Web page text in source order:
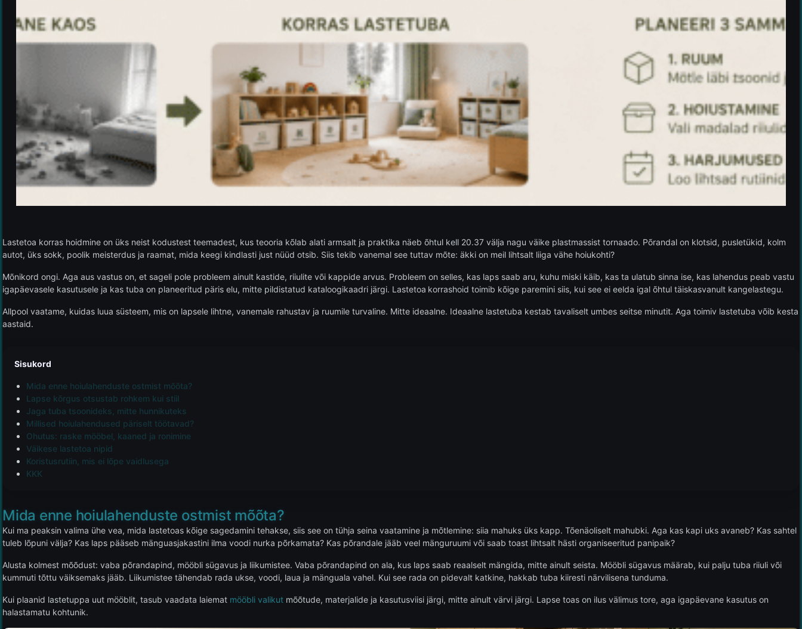
Lastetoa korras hoidmine on üks neist kodustest teemadest, kus teooria kõlab alati armsalt ja praktika näeb õhtul kell 20.37 välja nagu väike plastmassist tornaado. Põrandal on klotsid, pusletükid, kolm
autot, üks sokk, poolik meisterdus ja raamat, mida keegi kindlasti just nüüd otsib. Siis tekib vanemal see tuttav mõte: äkki on meil lihtsalt liiga vähe hoiukohti?
Mõnikord ongi. Aga aus vastus on, et sageli pole probleem ainult kastide, riiulite või kappide arvus. Probleem on selles, kas laps saab aru, kuhu miski käib, kas ta ulatub sinna ise, kas lahendus peab vastu
igapäevasele kasutusele ja kas tuba on planeeritud päris elu, mitte pildistatud kataloogikaadri järgi. Lastetoa korrashoid toimib kõige paremini siis, kui see ei eelda igal õhtul täiskasvanult kangelastegu.
Allpool vaatame, kuidas luua süsteem, mis on lapsele lihtne, vanemale rahustav ja ruumile turvaline. Mitte ideaalne. Ideaalne lastetuba kestab tavaliselt umbes seitse minutit. Aga toimiv lastetuba võib kesta
aastaid.
Sisukord
Mida enne hoiulahenduste ostmist mõõta?
Lapse kõrgus otsustab rohkem kui stiil
Jaga tuba tsoonideks, mitte hunnikuteks
Millised hoiulahendused päriselt töötavad?
Ohutus: raske mööbel, kaaned ja ronimine
Väikese lastetoa nipid
Koristusrutiin, mis ei lõpe vaidlusega
KKK
Mida enne hoiulahenduste ostmist mõõta?
Kui ma peaksin valima ühe vea, mida lastetoas kõige sagedamini tehakse, siis see on tühja seina vaatamine ja mõtlemine: siia mahuks üks kapp. Tõenäoliselt mahubki. Aga kas kapi uks avaneb? Kas sahtel
tuleb lõpuni välja? Kas laps pääseb mänguasjakastini ilma voodi nurka põrkamata? Kas põrandale jääb veel mänguruumi või saab toast lihtsalt hästi organiseeritud panipaik?
Alusta kolmest mõõdust: vaba põrandapind, mööbli sügavus ja liikumistee. Vaba põrandapind on ala, kus laps saab reaalselt mängida, mitte ainult seista. Mööbli sügavus määrab, kui palju tuba riiuli või
kummuti tõttu väiksemaks jääb. Liikumistee tähendab rada ukse, voodi, laua ja mänguala vahel. Kui see rada on pidevalt katkine, hakkab tuba kiiresti närvilisena tunduma.
Kui plaanid lastetuppa uut mööblit, tasub vaadata laiemat mööbli valikut mõõtude, materjalide ja kasutusviisi järgi, mitte ainult värvi järgi. Lapse toas on ilus välimus tore, aga igapäevane kasutus on
halastamatu kohtunik.